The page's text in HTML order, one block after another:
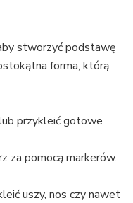
stworzyć podstawę
forma, którą
przykleić gotowe
za pomocą markerów.
uszy, nos czy nawet